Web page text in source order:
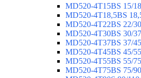
MD520-4T15BS 15/
MD520-4T18,5BS
MD520-4T22BS 22/
MD520-4T30BS 30/
MD520-4T37BS 37/
MD520-4T45BS 45/
MD520-4T55BS 55/
MD520-4T75BS 75/